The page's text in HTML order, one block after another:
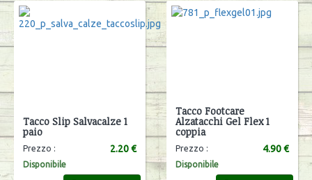
Tacco Slip Salvacalze 1
paio
Prezzo : 2.20 €
Disponibile
Tacco Footcare
Alzatacchi Gel Flex 1
coppia
Prezzo : 4.90 €
Disponibile